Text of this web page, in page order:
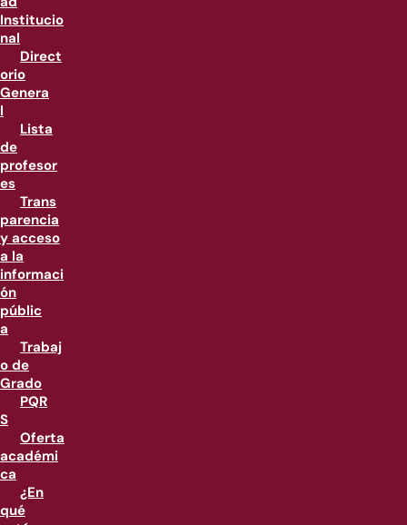
Institucio
nal
Direct
orio
Genera
l
Lista
de
profesor
es
Trans
parencia
y acceso
a la
informaci
ón
públic
a
Trabaj
o de
Grado
PQR
S
Oferta
académi
ca
¿En
qué